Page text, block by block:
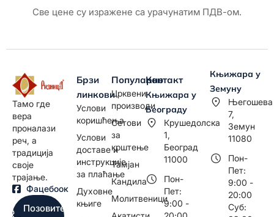
Све цене су изражене са урачунатим ПДВ-ом.
Тамо где
вера
проналази
реч, а
традиција
своје
трајање.
Фацебоок
Позовите
Брзи
линкови
Услови
коришћења
Услови
доставе и
инструкције
за плаћање
Духовне
књиге
Популарно
Црквени
производи
Сетови
за
крштење
Тамјан
Кандила
Молитвеници
Контакт
Књижара у
Београду
Крушедолска
1,
Београд
11000
Пон-
Пет:
9:00 -
Књижара у
Земуну
Његошева
7,
Земун
11080
Пон-
Пет:
9:00 -
20:00
Суб: